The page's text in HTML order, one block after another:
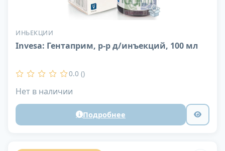
ИНЬЕКЦИИ
Invesa: Гентаприм, р-р д/инъекций, 100 мл
0.0 ()
Нет в наличии
Подробнее